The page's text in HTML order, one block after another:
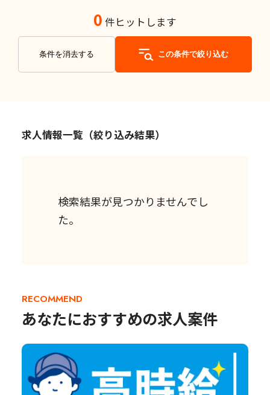
0 件ヒットします
条件を消去する この条件で絞り込む
求人情報一覧（絞り込み結果）
検索結果が見つかりませんでし
た。
RECOMMEND
あなたにおすすめの求人案件